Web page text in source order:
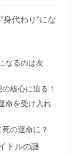
代わり”にな
なるのは友
核心に迫る！
命を受け入れ
の運命に？
トルの謎